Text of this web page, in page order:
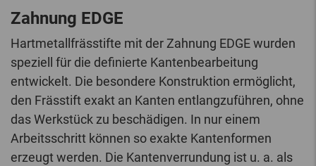
Zahnung EDGE
Hartmetallfrässtifte mit der Zahnung EDGE wurden
speziell für die definierte Kantenbearbeitung
entwickelt. Die besondere Konstruktion ermöglicht,
den Frässtift exakt an Kanten entlangzuführen, ohne
das Werkstück zu beschädigen. In nur einem
Arbeitsschritt können so exakte Kantenformen
erzeugt werden. Die Kantenverrundung ist u. a. als